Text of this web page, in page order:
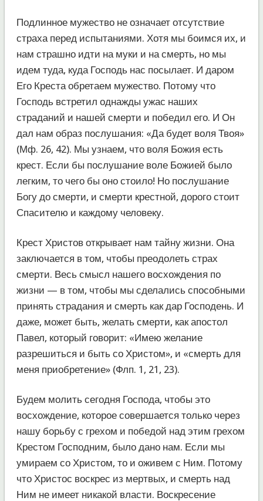
Подлинное мужество не означает отсутствие
страха перед испытаниями. Хотя мы боимся их, и
нам страшно идти на муки и на смерть, но мы
идем туда, куда Господь нас посылает. И даром
Его Креста обретаем мужество. Потому что
Господь встретил однажды ужас наших
страданий и нашей смерти и победил его. И Он
дал нам образ послушания: «Да будет воля Твоя»
(Мф. 26, 42). Мы узнаем, что воля Божия есть
крест. Если бы послушание воле Божией было
легким, то чего бы оно стоило! Но послушание
Богу до смерти, и смерти крестной, дорого стоит
Спасителю и каждому человеку.
Крест Христов открывает нам тайну жизни. Она
заключается в том, чтобы преодолеть страх
смерти. Весь смысл нашего восхождения по
жизни — в том, чтобы мы сделались способными
принять страдания и смерть как дар Господень. И
даже, может быть, желать смерти, как апостол
Павел, который говорит: «Имею желание
разрешиться и быть со Христом», и «смерть для
меня приобретение» (Флп. 1, 21, 23).
Будем молить сегодня Господа, чтобы это
восхождение, которое совершается только через
нашу борьбу с грехом и победой над этим грехом
Крестом Господним, было дано нам. Если мы
умираем со Христом, то и оживем с Ним. Потому
что Христос воскрес из мертвых, и смерть над
Ним не имеет никакой власти. Воскресение